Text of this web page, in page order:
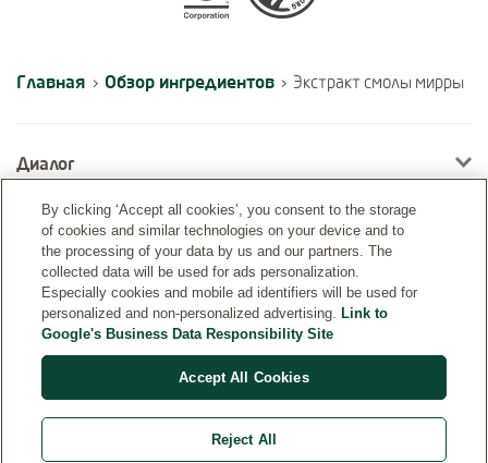
Главная › Обзор ингредиентов › Экстракт смолы мирры
Диалог
Информация
By clicking ‘Accept all cookies’, you consent to the storage
of cookies and similar technologies on your device and to
the processing of your data by us and our partners. The
collected data will be used for ads personalization.
Especially cookies and mobile ad identifiers will be used for
personalized and non-personalized advertising. Link to
Google's Business Data Responsibility Site
Accept All Cookies
Reject All